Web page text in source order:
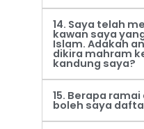
14. Saya telah
kawan saya
Islam. Adakah
dikira mahram
kandung saya?
15. Berapa
boleh saya